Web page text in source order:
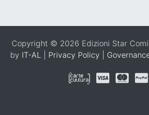
Copyright © 2026 Edizioni Star
by IT-AL Privacy Policy